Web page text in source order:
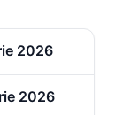
2026
2026